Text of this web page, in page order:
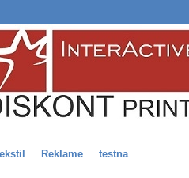
Reklame testna